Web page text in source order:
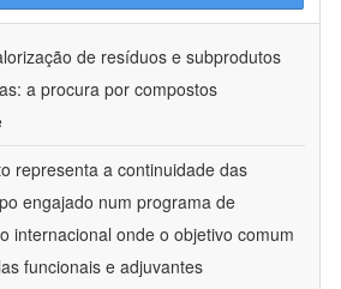
de resíduos e subprodutos
a procura por compostos
representa a continuidade das
engajado num programa de
internacional onde o objetivo comum
funcionais e adjuvantes